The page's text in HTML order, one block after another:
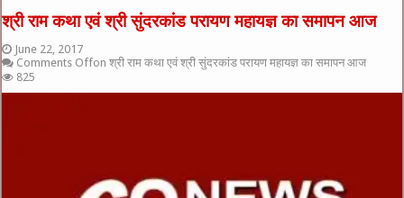
श्री राम कथा एवं श्री सुंदरकांड परायण महायज्ञ का समापन आज
June 22, 2017
Comments Offon श्री राम कथा एवं श्री सुंदरकांड परायण महायज्ञ का समापन आज
825